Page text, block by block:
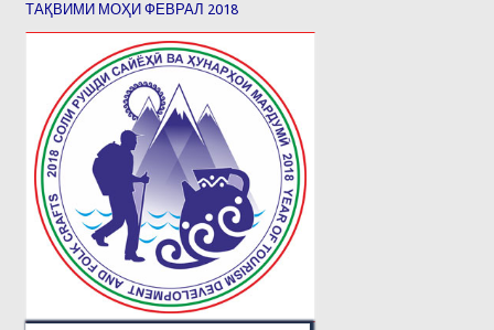
ТАҚВИМИ МОҲИ ФЕВРАЛ 2018